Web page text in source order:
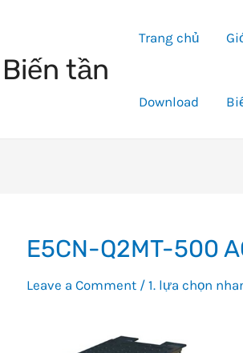
tần
Trang chủ
Download
E5CN-Q2MT-500
Leave a Comment / 1. lựa chọn